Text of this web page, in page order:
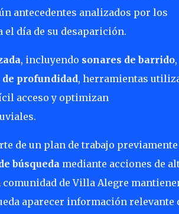
antecedentes analizados por los
día de su desaparición.
, incluyendo sonares de barrido,
de profundidad, herramientas
acceso y optimizan
de un plan de trabajo previamente
búsquedamediante acciones de
de Villa Alegre
aparecer información relevante